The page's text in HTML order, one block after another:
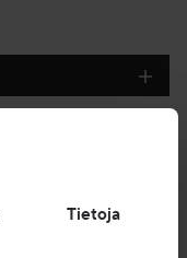
Tietoja